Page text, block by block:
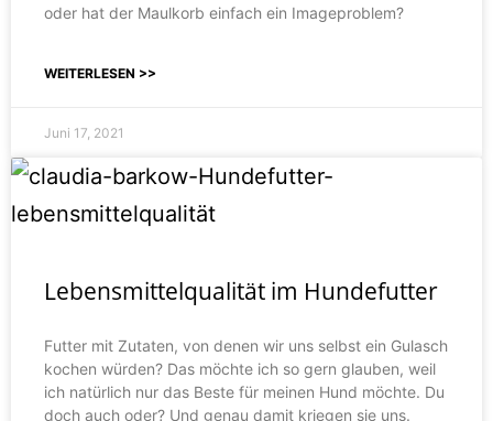
oder hat der Maulkorb einfach ein Imageproblem?
WEITERLESEN >>
Juni 17, 2021
Lebensmittelqualität im Hundefutter
Futter mit Zutaten, von denen wir uns selbst ein Gulasch
kochen würden? Das möchte ich so gern glauben, weil
ich natürlich nur das Beste für meinen Hund möchte. Du
doch auch oder? Und genau damit kriegen sie uns.